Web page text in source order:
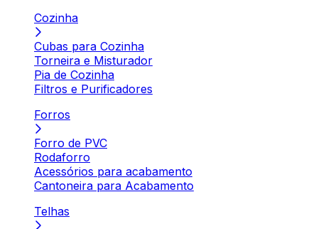
Cozinha
Cubas para Cozinha
Torneira e Misturador
Pia de Cozinha
Filtros e Purificadores
Forros
Forro de PVC
Rodaforro
Acessórios para acabamento
Cantoneira para Acabamento
Telhas